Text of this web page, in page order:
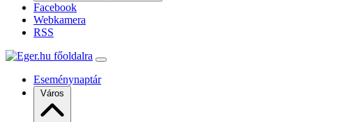
Facebook
Webkamera
RSS
Eseménynaptár
Város